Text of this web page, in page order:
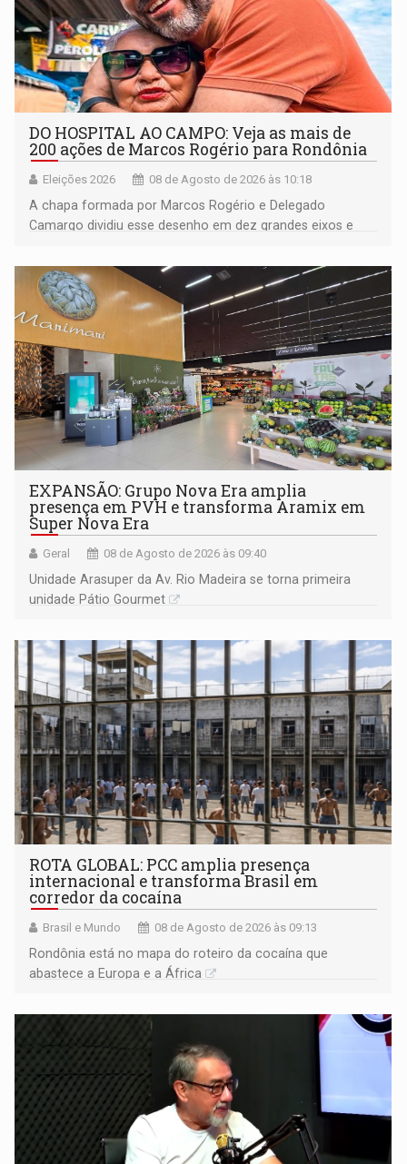
DO HOSPITAL AO CAMPO: Veja as mais de
200 ações de Marcos Rogério para Rondônia
Eleições 2026 08 de Agosto de 2026 às 10:18
A chapa formada por Marcos Rogério e Delegado
Camargo dividiu esse desenho em dez grandes eixos e
EXPANSÃO: Grupo Nova Era amplia
presença em PVH e transforma Aramix em
Super Nova Era
Geral 08 de Agosto de 2026 às 09:40
Unidade Arasuper da Av. Rio Madeira se torna primeira
unidade Pátio Gourmet
ROTA GLOBAL: PCC amplia presença
internacional e transforma Brasil em
corredor da cocaína
Brasil e Mundo 08 de Agosto de 2026 às 09:13
Rondônia está no mapa do roteiro da cocaína que
abastece a Europa e a África